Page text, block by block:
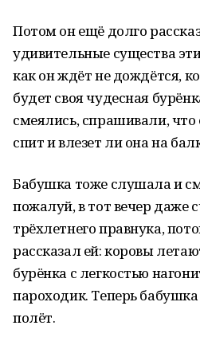
Потом он ещё долго
удивительные существа
как он ждёт не дождётся,
будет своя чудесная
смеялись, спрашивали, что
спит и влезет ли она на
Бабушка тоже слушала и
пожалуй, в тот вечер даже
трёхлетнего правнука,
рассказал ей: коровы
бурёнка с легкостью
пароходик. Теперь
полёт.